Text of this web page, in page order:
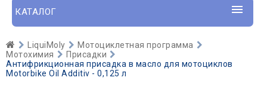
КАТАЛОГ
LiquiMoly
Мотоциклетная программа
Мотохимия
Присадки
Антифрикционная присадка в масло для мотоциклов
Motorbike Oil Additiv - 0,125 л